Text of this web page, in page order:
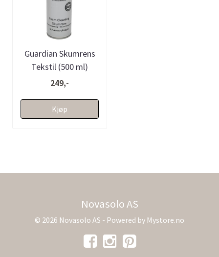
Guardian Skumrens
Tekstil (500 ml)
249,-
Kjøp
Novasolo AS
© 2026 Novasolo AS - Powered by Mystore.no